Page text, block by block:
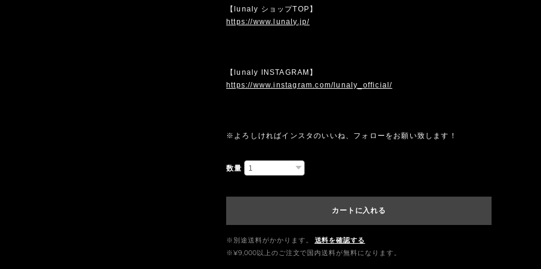
【lunaly ショップTOP】
https://www.lunaly.jp/
【lunaly INSTAGRAM】
https://www.instagram.com/lunaly_official/
※よろしければインスタのいいね、フォローをお願い致します！
数量
カートに入れる
※別途送料がかかります。
送料を確認する
※¥9,000以上のご注文で国内送料が無料になります。